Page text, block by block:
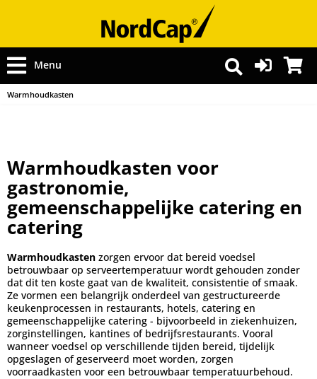
Menu
Warmhoudkasten
Warmhoudkasten voor
gastronomie,
gemeenschappelijke catering en
catering
Warmhoudkasten zorgen ervoor dat bereid voedsel
betrouwbaar op serveertemperatuur wordt gehouden zonder
dat dit ten koste gaat van de kwaliteit, consistentie of smaak.
Ze vormen een belangrijk onderdeel van gestructureerde
keukenprocessen in restaurants, hotels, catering en
gemeenschappelijke catering - bijvoorbeeld in ziekenhuizen,
zorginstellingen, kantines of bedrijfsrestaurants. Vooral
wanneer voedsel op verschillende tijden bereid, tijdelijk
opgeslagen of geserveerd moet worden, zorgen
voorraadkasten voor een betrouwbaar temperatuurbehoud.